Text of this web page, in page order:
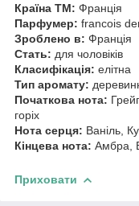
Країна ТМ: Франція
Парфумер: francois
Зроблено в: Франція
Стать: для чоловіків
Класифікація: елітна
Тип аромату:
Початкова нота:
горіх
Нота серця: Ваніль,
Кінцева нота: Амбра,
Приховати